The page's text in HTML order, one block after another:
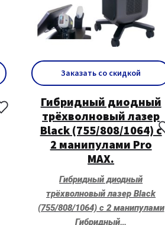
Заказать со скидкой
Гибридный диодный
трёхволновый лазер
Black (755/808/1064) c
2 манипулами Pro
MAX.
Гибридный диодный
трёхволновый лазер Black
(755/808/1064) c 2 манипулами
Гибридный…